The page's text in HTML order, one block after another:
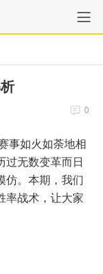
0
事如火如荼地相
过无数变革而日
仿。本期，我们
率战术，让大家